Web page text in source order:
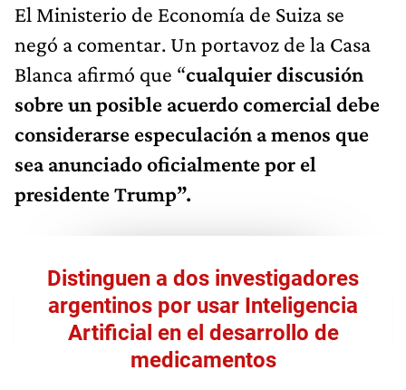
El Ministerio de Economía de Suiza se
negó a comentar. Un portavoz de la Casa
Blanca afirmó que “cualquier discusión
sobre un posible acuerdo comercial debe
considerarse especulación a menos que
sea anunciado oficialmente por el
presidente Trump”.
Distinguen a dos investigadores
argentinos por usar Inteligencia
Artificial en el desarrollo de
medicamentos